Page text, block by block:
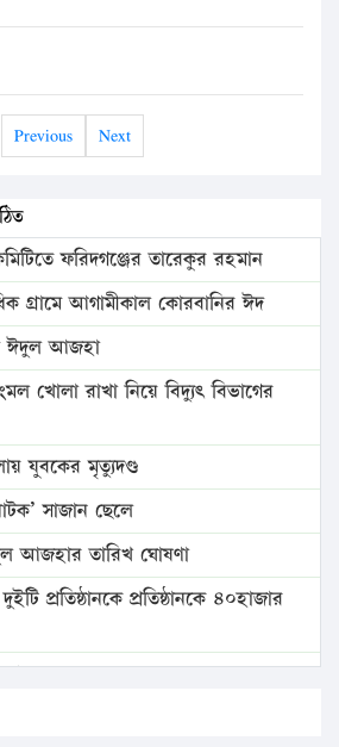
Previous Next
ফরিদগঞ্জের তারেকুর রহমান
গ্রামে আগামীকাল কোরবানির ঈদ
ঈদুল আজহা
খোলা রাখা নিয়ে বিদ্যুৎ বিভাগের
যুবকের মৃত্যুদণ্ড
সাজান ছেলে
আজহার তারিখ ঘোষণা
প্রতিষ্ঠানকে প্রতিষ্ঠানকে ৪০হাজার